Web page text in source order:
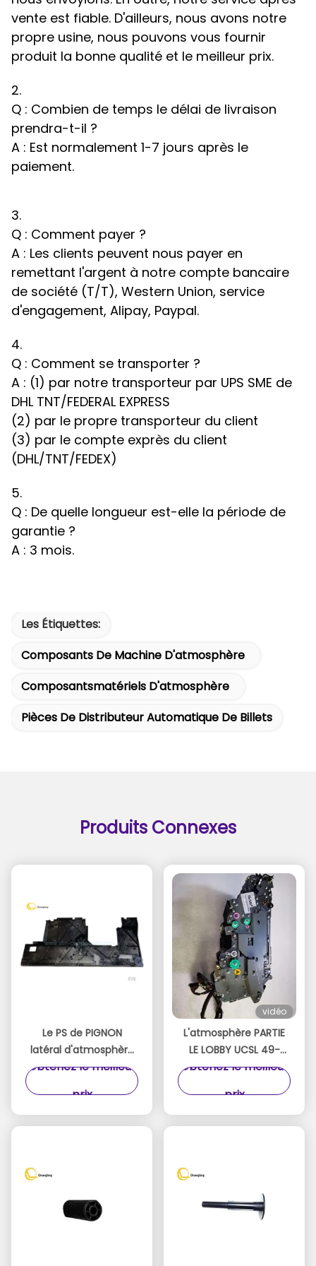
vente est fiable. D'ailleurs, nous avons notre
propre usine, nous pouvons vous fournir
produit la bonne qualité et le meilleur prix.
2.
Q : Combien de temps le délai de livraison
prendra-t-il ?
A : Est normalement 1-7 jours après le
paiement.
3.
Q : Comment payer ?
A : Les clients peuvent nous payer en
remettant l'argent à notre compte bancaire
de société (T/T), Western Union, service
d'engagement, Alipay, Paypal.
4.
Q : Comment se transporter ?
A : (1) par notre transporteur par UPS SME de
DHL TNT/FEDERAL EXPRESS
(2) par le propre transporteur du client
(3) par le compte exprès du client
(DHL/TNT/FEDEX)
5.
Q : De quelle longueur est-elle la période de
garantie ?
A : 3 mois.
Les Étiquettes:
Composants De Machine D'atmosphère
Composantsmatériels D'atmosphère
Pièces De Distributeur Automatique De Billets
Produits Connexes
Le PS de PIGNON
latéral d'atmosphère
Talaris NMD Placa
EST PARTI du CÔTÉ
Obtenez le meilleur
prix
vidéo
L'atmosphère PARTIE
LE LOBBY UCSL 49-
23311-0000A
LIQUIDE de Diebold
Obtenez le meilleur
prix